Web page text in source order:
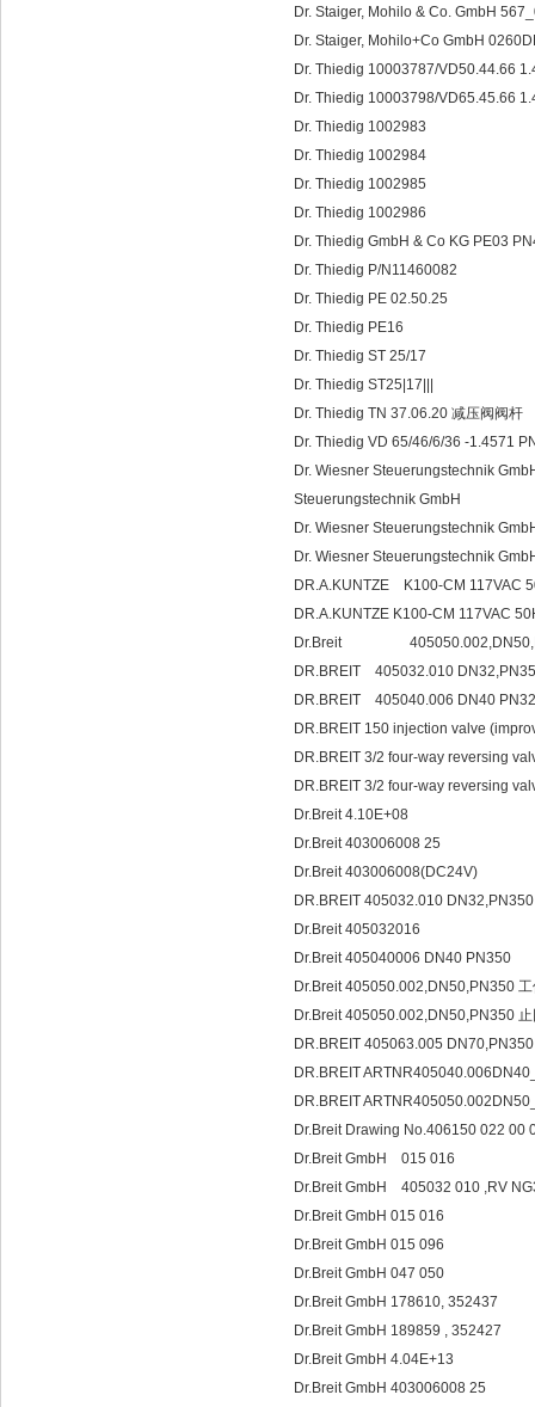
Dr. Staiger, Mohilo & Co. GmbH
Dr. Staiger, Mohilo+Co GmbH
Dr. Thiedig 10003787/VD50.44.66
Dr. Thiedig 10003798/VD65.45.66
Dr. Thiedig 1002983
Dr. Thiedig 1002984
Dr. Thiedig 1002985
Dr. Thiedig 1002986
Dr. Thiedig GmbH & Co KG PE03
Dr. Thiedig P/N11460082
Dr. Thiedig PE 02.50.25
Dr. Thiedig PE16
Dr. Thiedig ST 25/17
Dr. Thiedig ST25|17|||
Dr. Thiedig TN 37.06.20 减压阀阀杆
Dr. Thiedig VD 65/46/6/36 -
Dr. Wiesner Steuerungstechnik
Steuerungstechnik GmbH
Dr. Wiesner Steuerungstechnik
Dr. Wiesner Steuerungstechnik
DR.A.KUNTZE K100-CM 117VAC
DR.A.KUNTZE K100-CM 117VAC
Dr.Breit
DR.BREIT 405032.010
DR.BREIT 405040.006 DN40
DR.BREIT 150 injection valve
DR.BREIT 3/2 four-way reversing
DR.BREIT 3/2 four-way reversing
Dr.Breit 4.10E+08
Dr.Breit 403006008 25
Dr.Breit 403006008(DC24V)
DR.BREIT 405032.010
Dr.Breit 405032016
Dr.Breit 405040006 DN40 PN350
Dr.Breit 405050.002,DN50,PN350
Dr.Breit 405050.002,DN50,PN350
DR.BREIT 405063.005
DR.BREIT
DR.BREIT
Dr.Breit Drawing No.406150 022 00
Dr.Breit GmbH 015 016
Dr.Breit GmbH
Dr.Breit GmbH 015 016
Dr.Breit GmbH 015 096
Dr.Breit GmbH 047 050
Dr.Breit GmbH 178610, 352437
Dr.Breit GmbH 189859 , 352427
Dr.Breit GmbH 4.04E+13
Dr.Breit GmbH 403006008 25